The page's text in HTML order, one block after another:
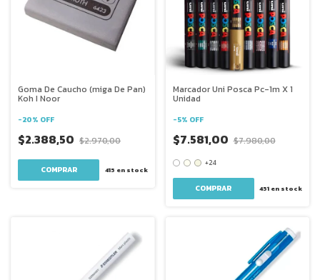
Goma De Caucho (miga De Pan)
Koh I Noor
-20% OFF
$2.388,50 $2.970,00
415 en stock
Marcador Uni Posca Pc-1m X 1
Unidad
-5% OFF
$7.581,00 $7.980,00
+24
COMPRAR 451 en stock